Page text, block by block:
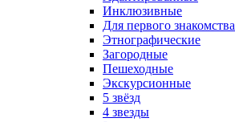
Инклюзивные
Для первого знакомства
Этнографические
Загородные
Пешеходные
Экскурсионные
5 звёзд
4 звезды